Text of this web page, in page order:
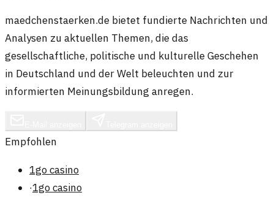
maedchenstaerken.de bietet fundierte Nachrichten und
Analysen zu aktuellen Themen, die das
gesellschaftliche, politische und kulturelle Geschehen
in Deutschland und der Welt beleuchten und zur
informierten Meinungsbildung anregen.
Empfohlen
1go casino
·1go casino